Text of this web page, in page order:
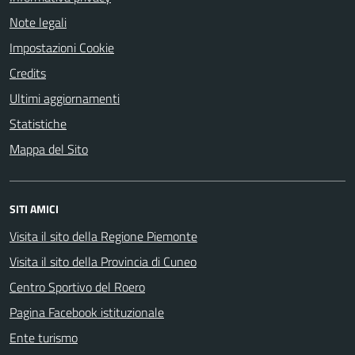
Note legali
Impostazioni Cookie
Credits
Ultimi aggiornamenti
Statistiche
Mappa del Sito
SITI AMICI
Visita il sito della Regione Piemonte
Visita il sito della Provincia di Cuneo
Centro Sportivo del Roero
Pagina Facebook istituzionale
Ente turismo